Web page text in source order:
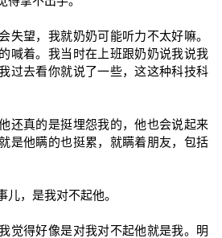
失望，我就奶奶可能听力不太好嘛。
喊着。我当时在上班跟奶奶说我说我
过去看你就说了一些，这这种科技科
还真的是挺埋怨我的，他也会说起来
是他瞒的也挺累，就瞒着朋友，包括
，是我对不起他。
觉得好像是对我对不起他就是我。明